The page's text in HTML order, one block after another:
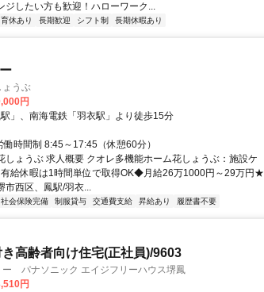
ジしたい方も歓迎！ハローワーク...
育休あり 長期歓迎 シフト制 長期休暇あり
ょうぶ
円
」、南海電鉄「羽衣駅」より徒歩15分
時間制 8:45～17:45（休憩60分）
しょうぶ 求人概要 クオレ多機能ホーム花しょうぶ：施設ケ
有給休暇は1時間単位で取得OK◆月給26万1000円～29万円★
市西区、鳳駅/羽衣...
社会保険完備 制服貸与 交通費支給 昇給あり 履歴書不要
高齢者向け住宅(正社員)/9603
ー パナソニック エイジフリーハウス堺鳳
円